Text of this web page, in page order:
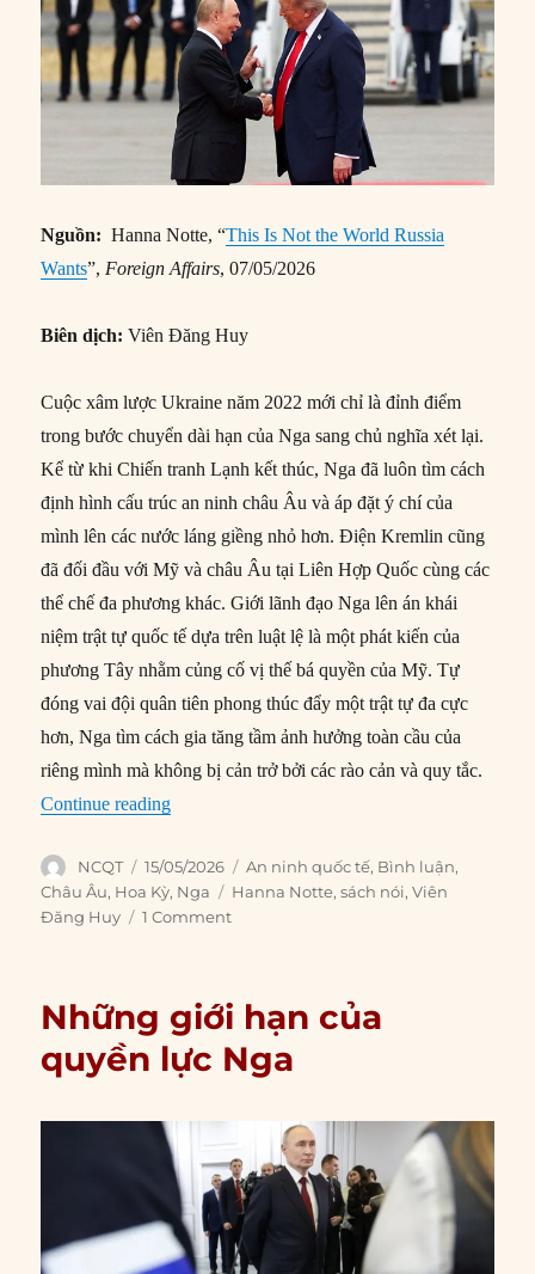
Nguồn: Hanna Notte, “This Is Not the World Russia
Wants”, Foreign Affairs, 07/05/2026
Biên dịch:Viên Đăng Huy
Cuộc xâm lược Ukraine năm 2022 mới chỉ là đỉnh điểm
trong bước chuyển dài hạn của Nga sang chủ nghĩa xét lại.
Kể từ khi Chiến tranh Lạnh kết thúc, Nga đã luôn tìm cách
định hình cấu trúc an ninh châu Âu và áp đặt ý chí của
mình lên các nước láng giềng nhỏ hơn. Điện Kremlin cũng
đã đối đầu với Mỹ và châu Âu tại Liên Hợp Quốc cùng các
thể chế đa phương khác. Giới lãnh đạo Nga lên án khái
niệm trật tự quốc tế dựa trên luật lệ là một phát kiến của
phương Tây nhằm củng cố vị thế bá quyền của Mỹ. Tự
đóng vai đội quân tiên phong thúc đẩy một trật tự đa cực
hơn, Nga tìm cách gia tăng tầm ảnh hưởng toàn cầu của
riêng mình mà không bị cản trở bởi các rào cản và quy tắc.
Continue reading“Trump làm đảo lộn kỳ vọng của Nga như thế
Author
NCQT
Posted
on
15/05/2026 Categories
An ninh quốc tế, Bình luận,
Châu Âu, Hoa Kỳ, Nga Tags
Hanna Notte,sách nói,Viên
Đăng Huy
1 Comment
Những giới hạn của
quyền lực Nga